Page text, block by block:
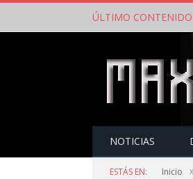
ÚLTIMO CONTENIDO
NOTICIAS
ESTÁS EN: Inicio